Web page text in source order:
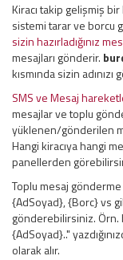
Kiracı takip gelişmiş
sistemi tarar ve borcu
sizin hazırladığınız
mesajları gönderir.
kısmında sizin adınızı
SMS ve Mesaj
mesajlar ve toplu
yüklenen/gönderilen
Hangi kiracıya hangi
panellerden
Toplu mesaj gönderme
{AdSoyad}, {Borc} vs
gönderebilirsiniz. Örn.
{AdSoyad}.."
olarak alır.